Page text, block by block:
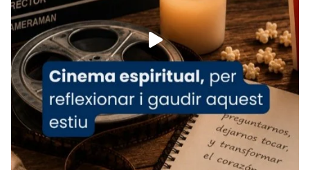
Foto
View on Facebook · Share
Arquebisbat de Barcelona
1 week ago
«Avui les santes Juliana i Semproniana ens
ajuden a alçar la mirada»
Mons. Sergi Gordo, bisbe de Tortosa, ha
presidit aquest 27 de juliol la missa de Les